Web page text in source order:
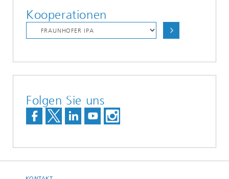
Kooperationen
Folgen Sie uns